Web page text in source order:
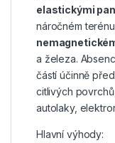
elastickými
náročném
a železa.
částí účinně
citlivých
autolaky,
Hlavní výhody: